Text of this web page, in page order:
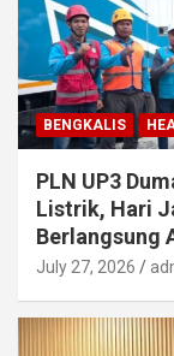
BENGKALIS
PLN UP3
Listrik, Hari
Berlangsung
July 27, 2026